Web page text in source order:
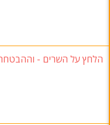
הלחץ על השרים -